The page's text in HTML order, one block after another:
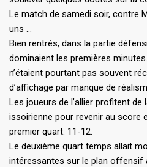
Le match de samedi soir, contre
uns …
Bien rentrés, dans la partie
dominaient les premières
n’étaient pourtant pas souvent
d’affichage par manque de
Les joueurs de l’allier profitent de
issoirienne pour revenir au score
premier quart. 11-12.
Le deuxième quart temps allait
intéressantes sur le plan offensif